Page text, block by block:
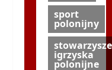
sport
polonijny
igrzyska
polonijne